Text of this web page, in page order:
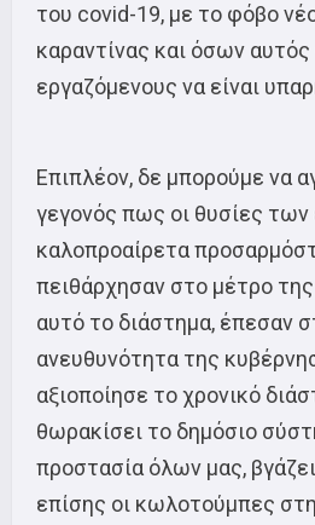
του covid-19, με το φόβο
καραντίνας και όσων
εργαζόμενους να είναι
Επιπλέον, δε μπορούμε να
γεγονός πως οι θυσίες
καλοπροαίρετα
πειθάρχησαν στο μέτρο
αυτό το διάστημα, έπεσαν
ανευθυνότητα της
αξιοποίησε το χρονικό
θωρακίσει το δημόσιο
προστασία όλων μας,
επίσης οι κωλοτούμπες